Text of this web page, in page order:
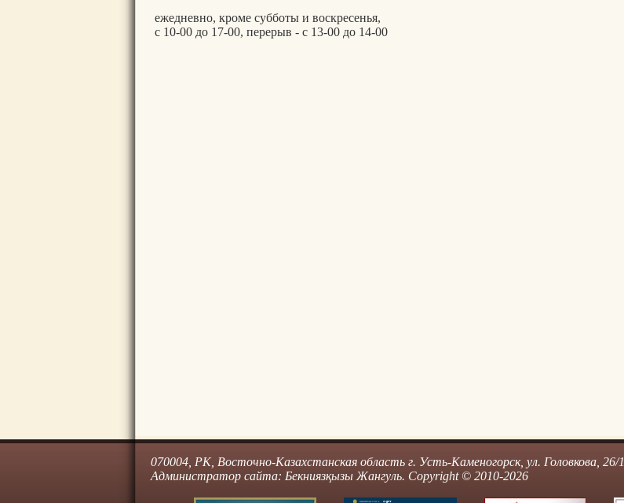
ежедневно, кроме субботы и воскресенья,
с 10-00 до 17-00, перерыв - с 13-00 до 14-00
070004, РК, Восточно-Казахстанская область г. Усть-Каменогорск, ул. Головкова, 26/1
Администратор сайта: Бекниязқызы Жангуль. Copyright © 2010-2026